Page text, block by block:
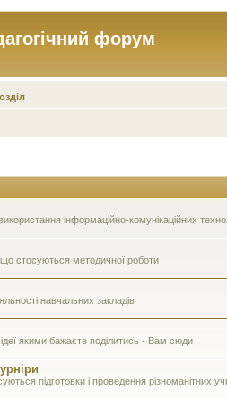
форум
інформаційно-комунікаційних
стосуються методичної роботи
навчальних закладів
якими бажаєте поділитись - Вам сюди
підготовки і проведення різноманітних